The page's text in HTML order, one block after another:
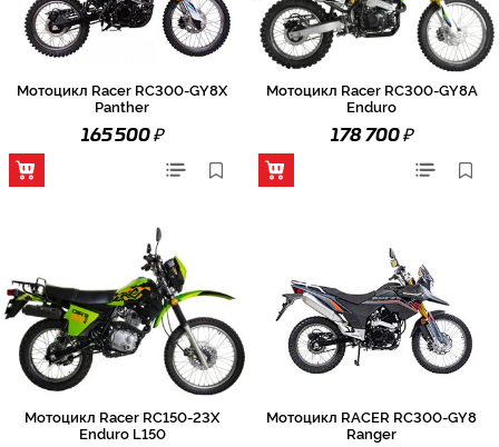
Мотоцикл Racer RC300-GY8X
Panther
165 500₽
Мотоцикл Racer RC300-GY8A
Enduro
178 700₽
Мотоцикл Racer RC150-23X
Enduro L150
Мотоцикл RACER RC300-GY8
Ranger